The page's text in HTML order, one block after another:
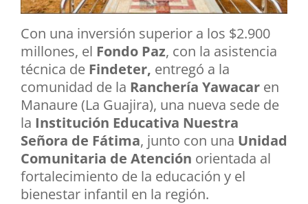
Con una inversión superior a los $2.900
millones, el Fondo Paz, con la asistencia
técnica de Findeter, entregó a la
comunidad de la Ranchería Yawacar en
Manaure (La Guajira), una nueva sede de
la Institución Educativa Nuestra
Señora de Fátima, junto con una Unidad
Comunitaria de Atención orientada al
fortalecimiento de la educación y el
bienestar infantil en la región.